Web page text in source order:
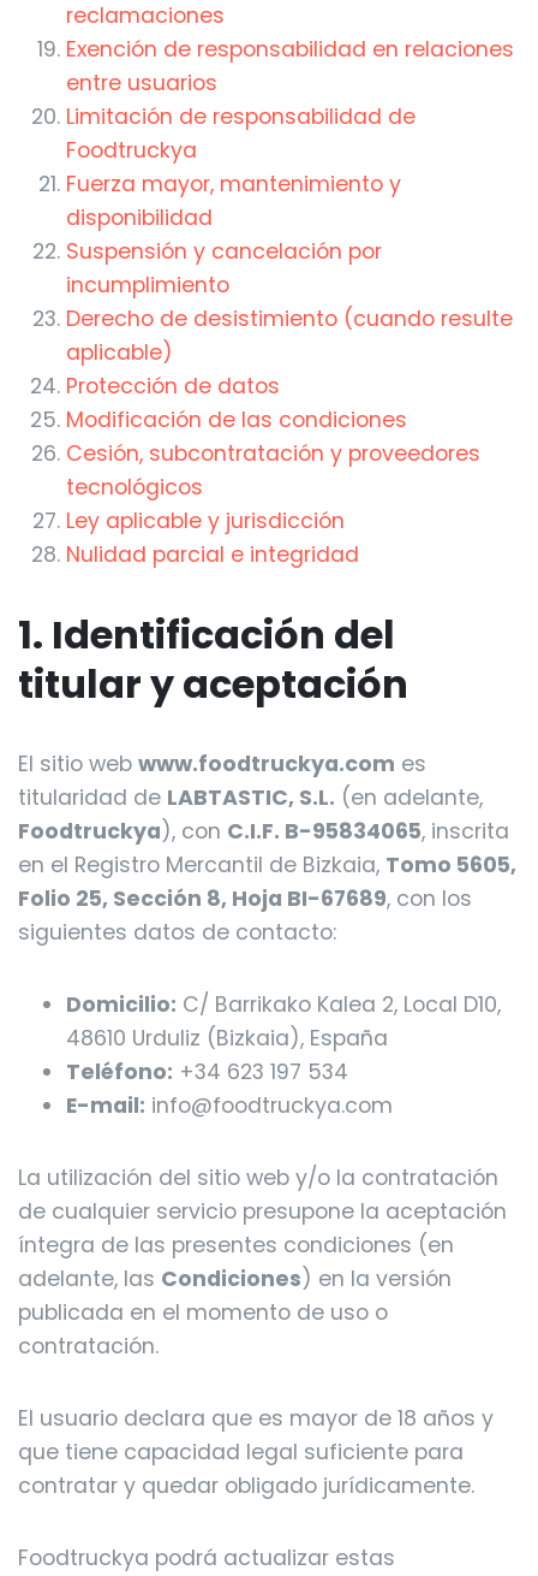
reclamaciones
Exención de responsabilidad en relaciones
entre usuarios
Limitación de responsabilidad de
Foodtruckya
Fuerza mayor, mantenimiento y
disponibilidad
Suspensión y cancelación por
incumplimiento
Derecho de desistimiento (cuando resulte
aplicable)
Protección de datos
Modificación de las condiciones
Cesión, subcontratación y proveedores
tecnológicos
Ley aplicable y jurisdicción
Nulidad parcial e integridad
1. Identificación del
titular y aceptación
El sitio web www.foodtruckya.com es
titularidad de LABTASTIC, S.L. (en adelante,
Foodtruckya), con C.I.F. B-95834065, inscrita
en el Registro Mercantil de Bizkaia, Tomo 5605,
Folio 25, Sección 8, Hoja BI-67689, con los
siguientes datos de contacto:
Domicilio: C/ Barrikako Kalea 2, Local D10,
48610 Urduliz (Bizkaia), España
Teléfono: +34 623 197 534
E-mail: info@foodtruckya.com
La utilización del sitio web y/o la contratación
de cualquier servicio presupone la aceptación
íntegra de las presentes condiciones (en
adelante, las Condiciones) en la versión
publicada en el momento de uso o
contratación.
El usuario declara que es mayor de 18 años y
que tiene capacidad legal suficiente para
contratar y quedar obligado jurídicamente.
Foodtruckya podrá actualizar estas